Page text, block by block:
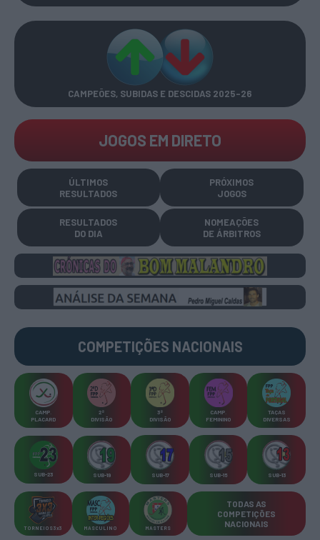
CAMPEÕES, SUBIDAS E DESCIDAS 2025-26
JOGOS EM DIRETO
ÚLTIMOS
RESULTADOS
PRÓXIMOS
JOGOS
RESULTADOS
DO DIA
NOMEAÇÕES
DE ÁRBITROS
COMPETIÇÕES NACIONAIS
CAMP
PLACARD
2ª
DIVISÃO
3ª
DIVISÃO
CAMP
FEMININO
TAÇAS
DIVERSAS
SUB-23 SUB-19 SUB-17 SUB-15 SUB-13
TORNEIOS 3x3 MASCULINO MASTERS
TODAS AS
COMPETIÇÕES
NACIONAIS